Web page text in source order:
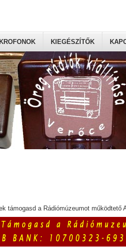
KIEGÉSZÍTŐK
támogasd a Rádiómúzeumot működtető